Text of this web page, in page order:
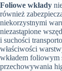
Foliowe wkłady
również
niekorzystnymi
niezastąpione
i suchości
właściwości
wkładem foliowym
przechowywania